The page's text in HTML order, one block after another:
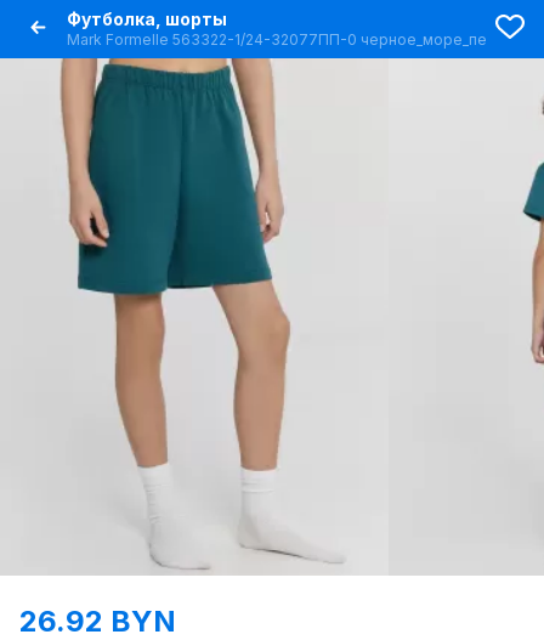
Футболка, шорты
Mark Formelle 563322-1/24-32077ПП-0
26.92 BYN